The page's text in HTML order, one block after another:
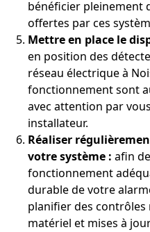
bénéficier pleinement
offertes par ces
Mettre en place le
en position des
réseau électrique à
fonctionnement sont
avec attention par
installateur.
Réaliser
votre système : afin
fonctionnement
durable de votre
planifier des
matériel et mises à